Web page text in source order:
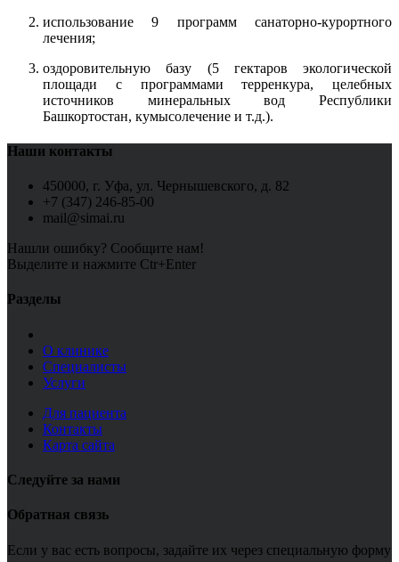
использование 9 программ санаторно-курортного
лечения;
оздоровительную базу (5 гектаров экологической
площади с программами терренкура, целебных
источников минеральных вод Республики
Башкортостан, кумысолечение и т.д.).
Наши контакты
450000, г. Уфа, ул. Чернышевского, д. 82
+7 (347) 246-85-00
mail@simai.ru
Нашли ошибку? Сообщите нам!
Выделите и нажмите Ctr+Enter
Разделы
О клинике
Специалисты
Услуги
Для пациента
Контакты
Карта сайта
Следуйте за нами
Обратная связь
Если у вас есть вопросы, задайте их через специальную форму